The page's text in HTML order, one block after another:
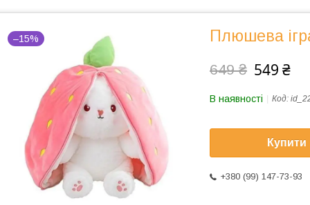
–15% Плюшева
649 ₴ 549 ₴
В наявності Код:
Купити
+380 (99) 147-73-93